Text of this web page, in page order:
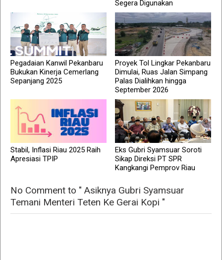
Segera Digunakan
Pegadaian Kanwil Pekanbaru
Bukukan Kinerja Cemerlang
Sepanjang 2025
Proyek Tol Lingkar Pekanbaru
Dimulai, Ruas Jalan Simpang
Palas Dialihkan hingga
September 2026
Stabil, Inflasi Riau 2025 Raih
Apresiasi TPIP
Eks Gubri Syamsuar Soroti
Sikap Direksi PT SPR
Kangkangi Pemprov Riau
No Comment to " Asiknya Gubri Syamsuar
Temani Menteri Teten Ke Gerai Kopi "